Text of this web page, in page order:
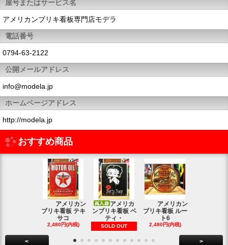
屋号またはサービス名
アメリカンブリキ看板専門店モデラ
電話番号
0794-63-2122
公開メールアドレス
info@modela.jp
ホームページアドレス
http://modela.jp
おすすめ商品
アメリカン
ブリキ看板 テキ
サコ
2,480円(内税)
アメリカ
ンブリキ看板 ベ
ティ・
SOLD OUT
アメリカン
ブリキ看板 ルー
ト6
2,480円(内税)
< >